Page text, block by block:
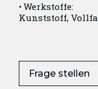
Werkstoffe:
Kunststoff,
Frage stellen